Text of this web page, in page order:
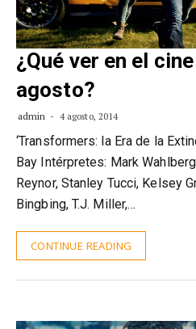
¿Qué ver en el
agosto?
admin 4 agosto, 2014
‘Transformers: la Era de la
Bay Intérpretes: Mark
Reynor, Stanley Tucci, Kelsey
Bingbing, T.J. Miller,…
CONTINUE READING